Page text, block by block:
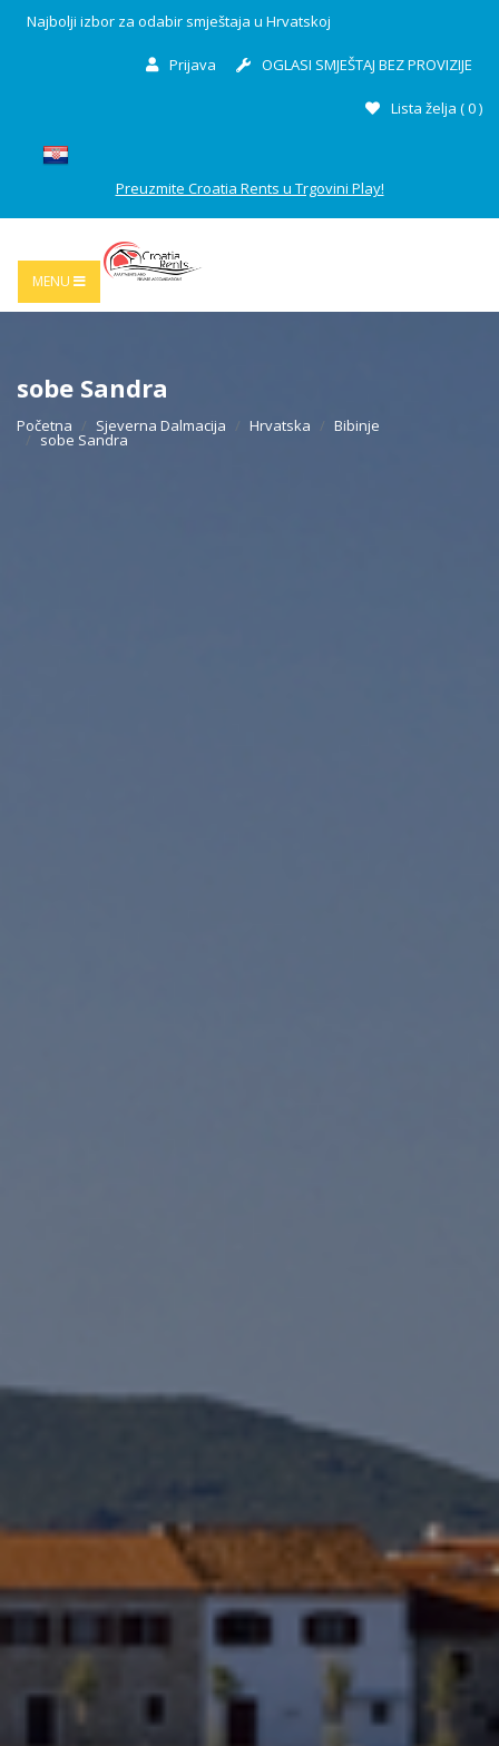
Najbolji izbor za odabir smještaja u Hrvatskoj
Prijava OGLASI SMJEŠTAJ BEZ PROVIZIJE
Lista želja (0)
Preuzmite Croatia Rents u Trgovini Play!
MENU
sobe Sandra
Početna Sjeverna Dalmacija Hrvatska Bibinje
sobe Sandra